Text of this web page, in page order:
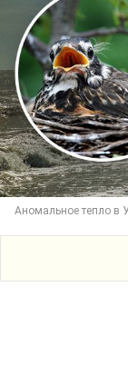
Аномальное тепло в